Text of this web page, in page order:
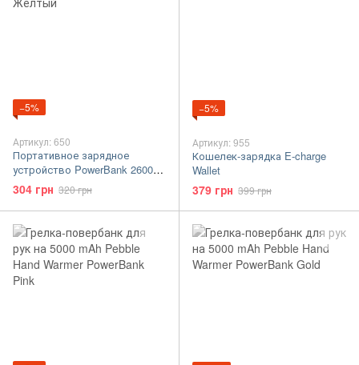
−5%
Артикул: 650
Портативное зарядное
устройство PowerBank 2600
Желтый
304 грн 320 грн
−5%
Артикул: 955
Кошелек-зарядка E-charge
Wallet
379 грн 399 грн